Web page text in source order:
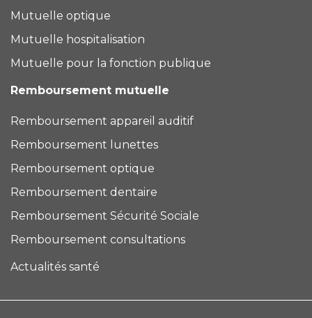
Mutuelle optique
Mutuelle hospitalisation
Mutuelle pour la fonction publique
Remboursement mutuelle
Remboursement appareil auditif
Remboursement lunettes
Remboursement optique
Remboursement dentaire
Remboursement Sécurité Sociale
Remboursement consultations
Actualités santé